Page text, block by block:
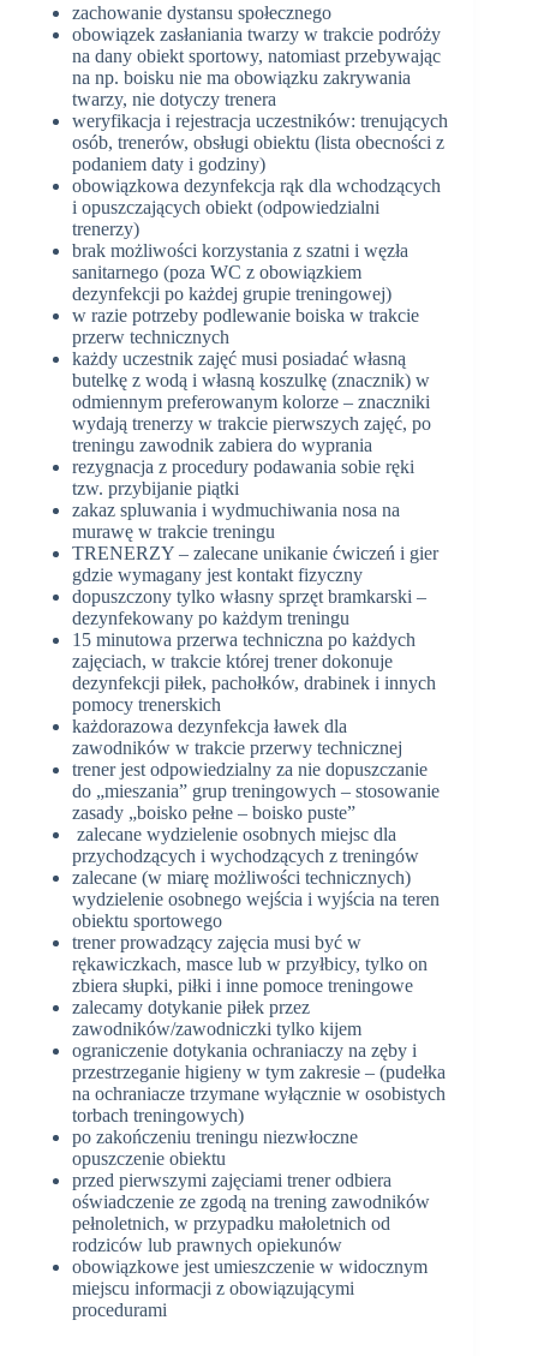
zachowanie dystansu społecznego
obowiązek zasłaniania twarzy w trakcie podróży
na dany obiekt sportowy, natomiast przebywając
na np. boisku nie ma obowiązku zakrywania
twarzy, nie dotyczy trenera
weryfikacja i rejestracja uczestników: trenujących
osób, trenerów, obsługi obiektu (lista obecności z
podaniem daty i godziny)
obowiązkowa dezynfekcja rąk dla wchodzących
i opuszczających obiekt (odpowiedzialni
trenerzy)
brak możliwości korzystania z szatni i węzła
sanitarnego (poza WC z obowiązkiem
dezynfekcji po każdej grupie treningowej)
w razie potrzeby podlewanie boiska w trakcie
przerw technicznych
każdy uczestnik zajęć musi posiadać własną
butelkę z wodą i własną koszulkę (znacznik) w
odmiennym preferowanym kolorze – znaczniki
wydają trenerzy w trakcie pierwszych zajęć, po
treningu zawodnik zabiera do wyprania
rezygnacja z procedury podawania sobie ręki
tzw. przybijanie piątki
zakaz spluwania i wydmuchiwania nosa na
murawę w trakcie treningu
TRENERZY – zalecane unikanie ćwiczeń i gier
gdzie wymagany jest kontakt fizyczny
dopuszczony tylko własny sprzęt bramkarski –
dezynfekowany po każdym treningu
15 minutowa przerwa techniczna po każdych
zajęciach, w trakcie której trener dokonuje
dezynfekcji piłek, pachołków, drabinek i innych
pomocy trenerskich
każdorazowa dezynfekcja ławek dla
zawodników w trakcie przerwy technicznej
trener jest odpowiedzialny za nie dopuszczanie
do „mieszania” grup treningowych – stosowanie
zasady „boisko pełne – boisko puste”
zalecane wydzielenie osobnych miejsc dla
przychodzących i wychodzących z treningów
zalecane (w miarę możliwości technicznych)
wydzielenie osobnego wejścia i wyjścia na teren
obiektu sportowego
trener prowadzący zajęcia musi być w
rękawiczkach, masce lub w przyłbicy, tylko on
zbiera słupki, piłki i inne pomoce treningowe
zalecamy dotykanie piłek przez
zawodników/zawodniczki tylko kijem
ograniczenie dotykania ochraniaczy na zęby i
przestrzeganie higieny w tym zakresie – (pudełka
na ochraniacze trzymane wyłącznie w osobistych
torbach treningowych)
po zakończeniu treningu niezwłoczne
opuszczenie obiektu
przed pierwszymi zajęciami trener odbiera
oświadczenie ze zgodą na trening zawodników
pełnoletnich, w przypadku małoletnich od
rodziców lub prawnych opiekunów
obowiązkowe jest umieszczenie w widocznym
miejscu informacji z obowiązującymi
procedurami